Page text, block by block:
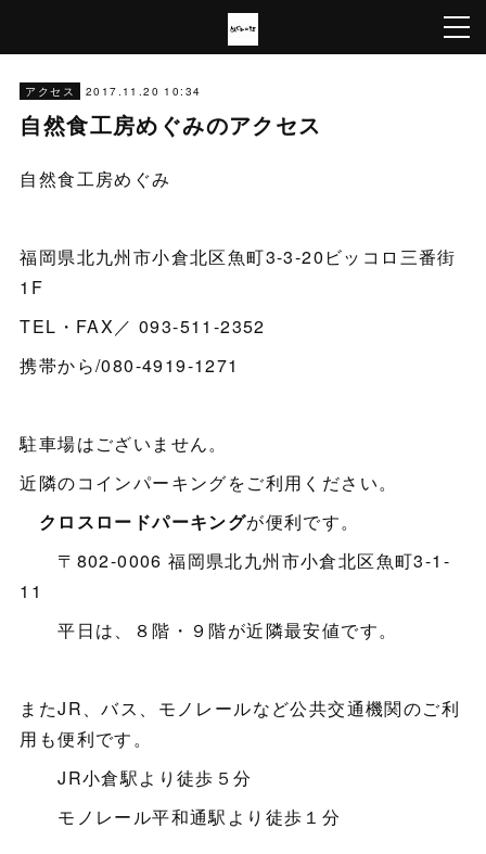
アクセス 2017.11.20 10:34
自然食工房めぐみのアクセス
自然食工房めぐみ
福岡県北九州市小倉北区魚町3-3-20ビッコロ三番街
1F
TEL・FAX／ 093-511-2352
携帯から/080-4919-1271
駐車場はございません。
近隣のコインパーキングをご利用ください。
クロスロードパーキングが便利です。
〒802-0006 福岡県北九州市小倉北区魚町3-1-
11
平日は、８階・９階が近隣最安値です。
またJR、バス、モノレールなど公共交通機関のご利
用も便利です。
JR小倉駅より徒歩５分
モノレール平和通駅より徒歩１分